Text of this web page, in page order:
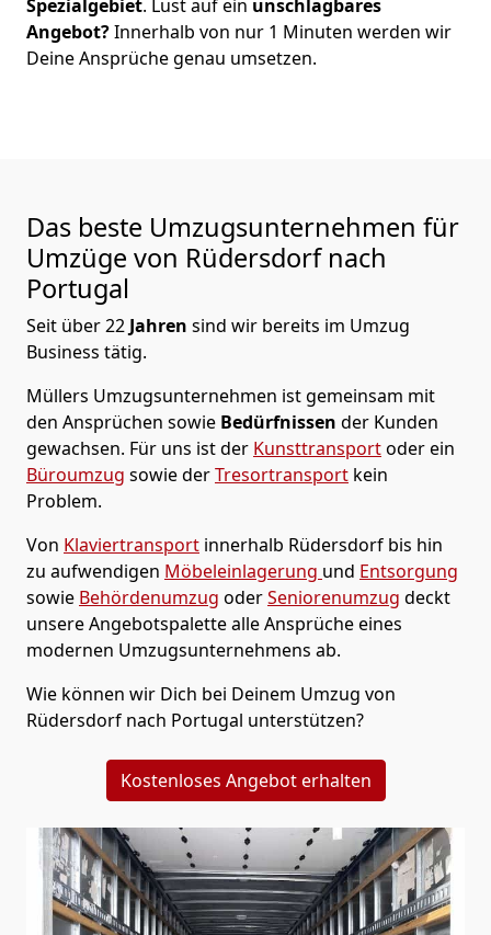
Spezialgebiet. Lust auf ein unschlagbares
Angebot?Innerhalb von nur 1 Minuten werden wir
Deine Ansprüche genau umsetzen.
Das beste Umzugsunternehmen für
Umzüge von Rüdersdorfnach
Portugal
Seit über22 Jahren sind wir bereits im Umzug
Business tätig.
Müllers Umzugsunternehmen ist gemeinsam mit
den Ansprüchen sowie Bedürfnissen der Kunden
gewachsen. Für uns ist der Kunsttransportoder ein
Büroumzug sowie derTresortransport kein
Problem.
Von Klaviertransport innerhalb Rüdersdorf bis hin
zu aufwendigen Möbeleinlagerung und Entsorgung
sowie Behördenumzug oderSeniorenumzug deckt
unsere Angebotspalette alle Ansprüche eines
modernen Umzugsunternehmens ab.
Wie können wir Dich bei Deinem Umzug von
Rüdersdorf nach Portugal unterstützen?
Kostenloses Angebot erhalten